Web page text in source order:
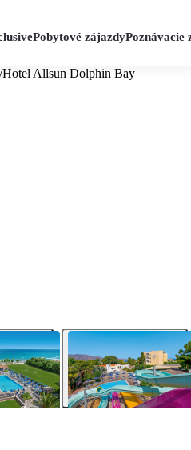
Pobytové zájazdyPoznávacie
/Hotel Allsun Dolphin Bay